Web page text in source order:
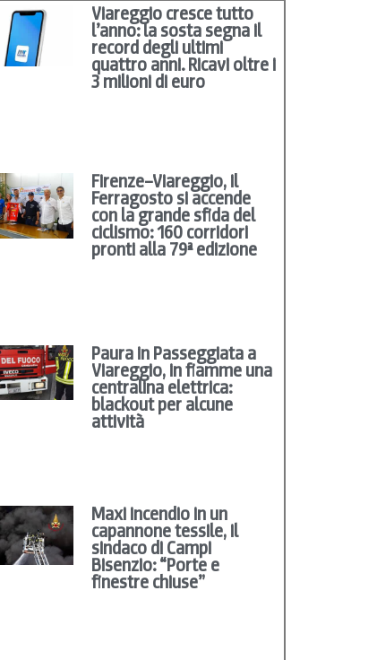
Viareggio cresce tutto
l’anno: la sosta segna il
record degli ultimi
quattro anni. Ricavi oltre i
3 milioni di euro
Firenze–Viareggio, il
Ferragosto si accende
con la grande sfida del
ciclismo: 160 corridori
pronti alla 79ª edizione
Paura in Passeggiata a
Viareggio, in fiamme una
centralina elettrica:
blackout per alcune
attività
Maxi incendio in un
capannone tessile, il
sindaco di Campi
Bisenzio: “Porte e
finestre chiuse”